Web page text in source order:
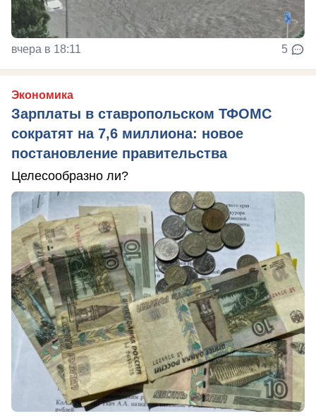
вчера в 18:11 5
Экономика
Зарплаты в ставропольском ТФОМС
сократят на 7,6 миллиона: новое
постановление правительства
Целесообразно ли?